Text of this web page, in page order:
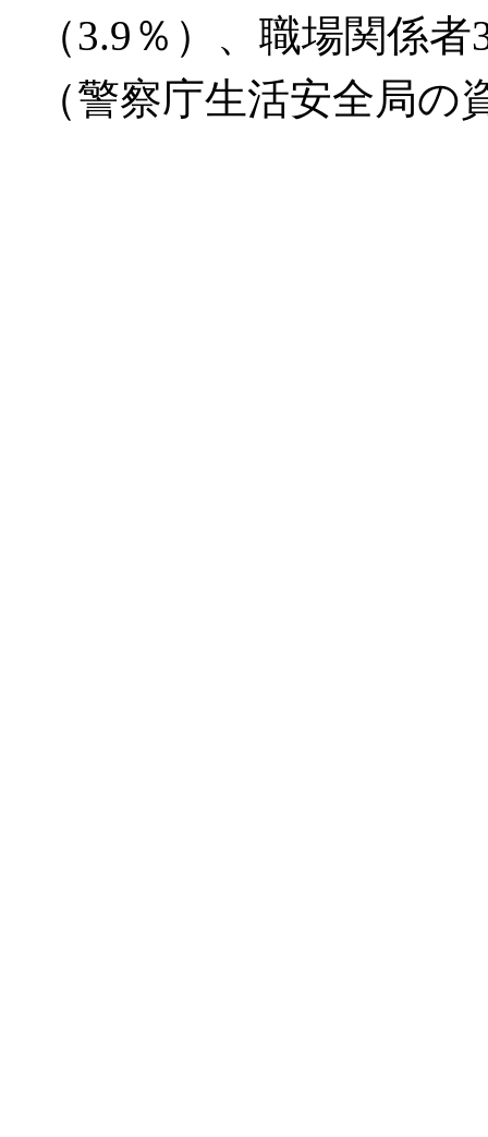
（3.9％）、職場関係
（警察庁生活安全局